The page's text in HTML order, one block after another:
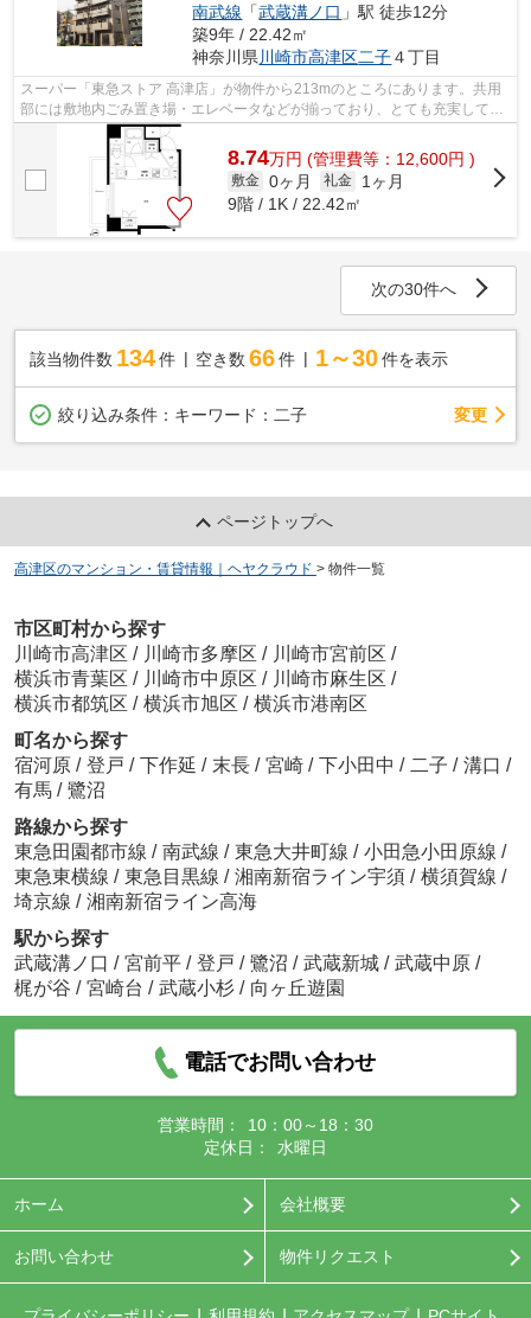
南武線 「武蔵溝ノ口 」駅 徒歩12分
築9年 / 22.42㎡
神奈川県 川崎市高津区二子４丁目
スーパー「東急ストア 高津店」が物件から213mのところにあります。共用
部には敷地内ごみ置き場・エレベータなどが揃っており、とても充実してい
ます。こちらは初期費用をカードでお支...
8.74万円 (管理費等：12,600円 )
敷金 0ヶ月 礼金
1ヶ月
9階 / 1K / 22.42㎡
次の30件へ
該当物件数 134件 空き数 66 件 1～30 件を表示
絞り込み条件： キーワード：二子 変更
ページトップへ
高津区のマンション・賃貸情報｜ヘヤクラウド > 物件一覧
市区町村から探す
川崎市高津区 / 川崎市多摩区 / 川崎市宮前区 /
横浜市青葉区 / 川崎市中原区 / 川崎市麻生区 /
横浜市都筑区 / 横浜市旭区 / 横浜市港南区
町名から探す
宿河原 / 登戸 / 下作延 / 末長 / 宮崎 / 下小田中 / 二子 / 溝口 /
有馬 / 鷺沼
路線から探す
東急田園都市線 / 南武線 / 東急大井町線 / 小田急小田原線 /
東急東横線 / 東急目黒線 / 湘南新宿ライン宇須 / 横須賀線 /
埼京線 / 湘南新宿ライン高海
駅から探す
武蔵溝ノ口 / 宮前平 / 登戸 / 鷺沼 / 武蔵新城 / 武蔵中原 /
梶が谷 / 宮崎台 / 武蔵小杉 / 向ヶ丘遊園
電話でお問い合わせ
営業時間：
10：00～18：30
定休日：
水曜日
ホーム 会社概要
お問い合わせ 物件リクエスト